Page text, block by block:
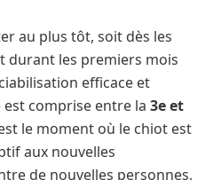
au plus tôt, soit dès les
durant les premiers mois
efficace et
comprise entre la 3e et
le moment où le chiot est
aux nouvelles
de nouvelles personnes,